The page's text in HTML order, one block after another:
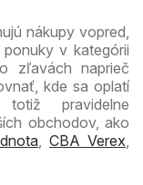
nákupy vopred,
v kategórii
zľavách naprieč
kde sa oplatí
pravidelne
obchodov, ako
,CBA Verex,